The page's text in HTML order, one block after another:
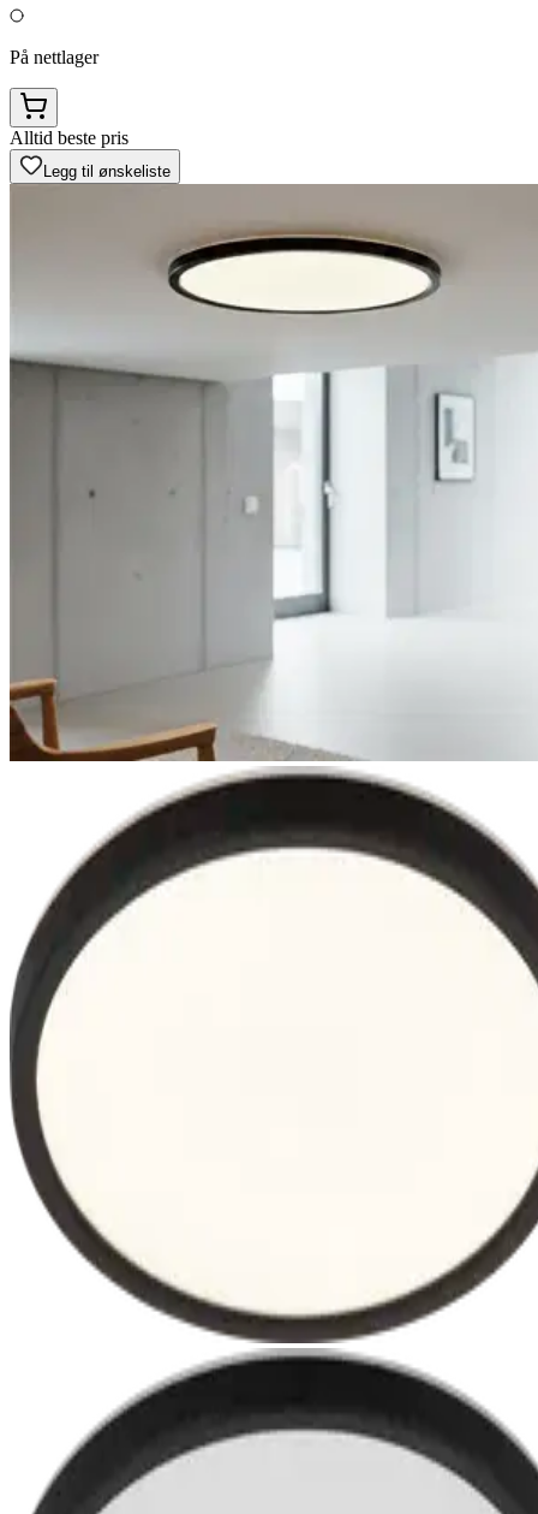
På nettlager
Alltid beste pris
Legg til ønskeliste